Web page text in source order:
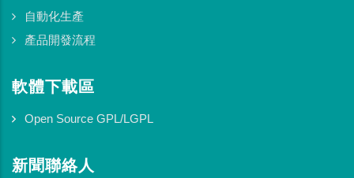
自動化生產
產品開發流程
軟體下載區
Open Source GPL/LGPL
新聞聯絡人